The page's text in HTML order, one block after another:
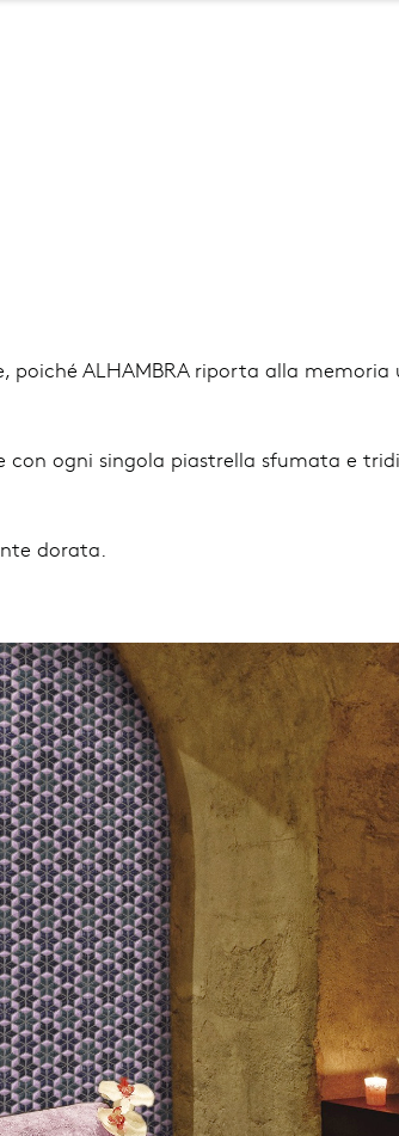
ALHAMBRA riporta alla
con ogni singola piastrella sfumata e
dorata.